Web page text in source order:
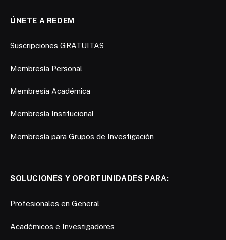
ÚNETE A REDEM
Suscripciones GRATUITAS
Membresía Personal
Membresía Académica
Membresía Institucional
Membresía para Grupos de Investigación
SOLUCIONES Y OPORTUNIDADES PARA:
Profesionales en General
Académicos e Investigadores